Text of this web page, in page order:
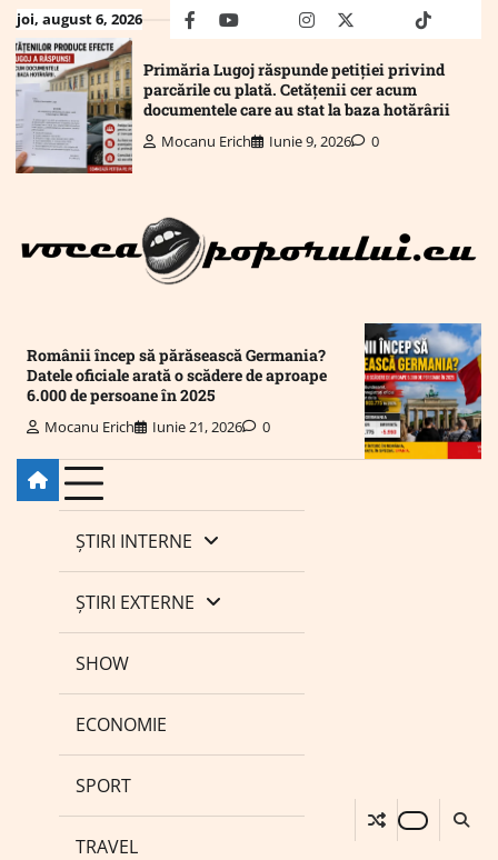
Skip
to
content
joi, august 6, 2026 facebookyoutubeMailinstagram
twitter truthtiktok
Primăria Lugoj răspunde petiției privind
parcările cu plată. Cetățenii cer acum
documentele care au stat la baza hotărârii
Mocanu Erich Iunie 9, 2026 0
Românii încep să părăsească Germania?
Datele oficiale arată o scădere de aproape
6.000 de persoane în 2025
Mocanu Erich Iunie 21, 2026 0
ȘTIRI INTERNE
ȘTIRI EXTERNE
SHOW
ECONOMIE
SPORT
TRAVEL